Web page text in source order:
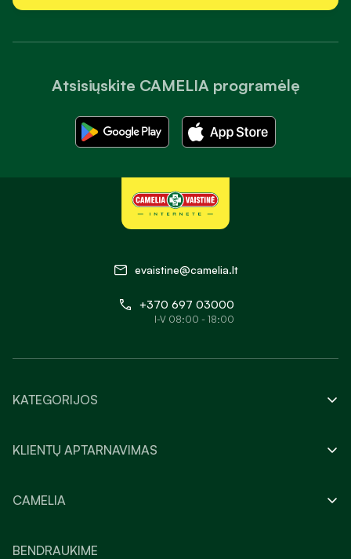
Atsisiųskite CAMELIA programėlę
evaistine@camelia.lt
+370 697 03000
I-V 08:00 - 18:00
KATEGORIJOS
KLIENTŲ APTARNAVIMAS
CAMELIA
BENDRAUKIME